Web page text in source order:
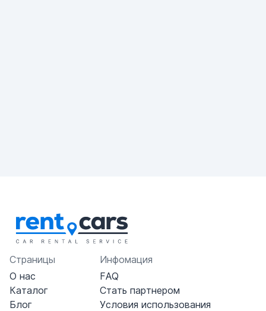
Страницы
О нас
Каталог
Блог
Инфомация
FAQ
Стать партнером
Условия использования